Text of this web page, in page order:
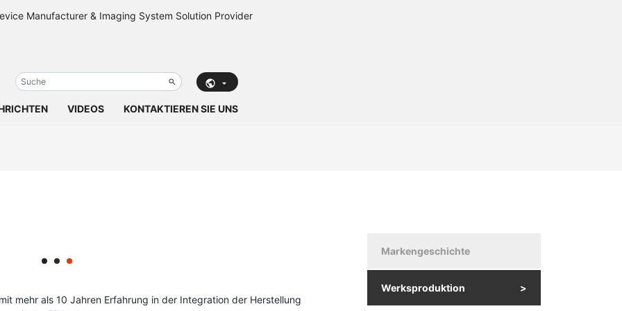
VIDEOS KONTAKTIEREN SIE UNS
mehr als 10 Jahren Erfahrung in der Integration der Herstellung
Markengeschichte
Werksproduktion